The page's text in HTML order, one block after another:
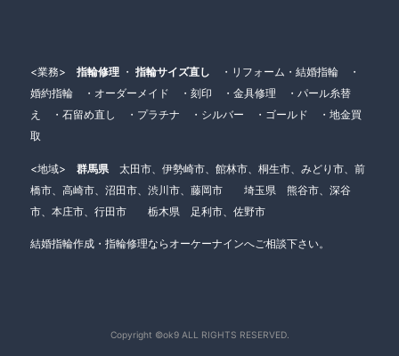
<業務> 指輪修理・ 指輪サイズ直し ・リフォーム・結婚指輪 ・
婚約指輪 ・オーダーメイド ・刻印 ・金具修理 ・パール糸替
え ・石留め直し ・プラチナ ・シルバー ・ゴールド ・地金買
取
<地域> 群馬県太田市、伊勢崎市、館林市、桐生市、みどり市、前
橋市、高崎市、沼田市、渋川市、藤岡市 埼玉県 熊谷市、深谷
市、本庄市、行田市 栃木県 足利市、佐野市
結婚指輪作成・指輪修理ならオーケーナインへご相談下さい。
Copyright ©ok9 ALL RIGHTS RESERVED.